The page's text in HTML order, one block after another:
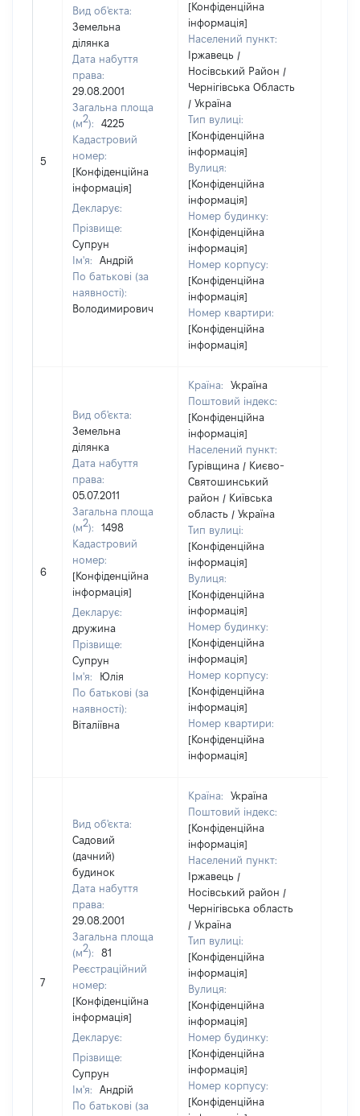
5
Вид об'єкта:
Земельна
ділянка
Дата набуття
права:
29.08.2001
Загальна площа
(м2):
4225
Кадастровий
номер:
[Конфіденційна
інформація]
Декларує:
Прізвище:
Супрун
Ім'я:
Андрій
По батькові (за
наявності):
Володимирович
[Конфіденційна
інформація]
Населений пункт:
Іржавець /
Носівський Район /
Чернігівська Область
/ Україна
Тип вулиці:
[Конфіденційна
інформація]
Вулиця:
[Конфіденційна
інформація]
Номер будинку:
[Конфіденційна
інформація]
Номер корпусу:
[Конфіденційна
інформація]
Номер квартири:
[Конфіденційна
інформація]
6
Вид об'єкта:
Земельна
ділянка
Дата набуття
права:
05.07.2011
Загальна площа
(м2):
1498
Кадастровий
номер:
[Конфіденційна
інформація]
Декларує:
дружина
Прізвище:
Супрун
Ім'я:
Юлія
По батькові (за
наявності):
Віталіївна
Країна:
Україна
Поштовий індекс:
[Конфіденційна
інформація]
Населений пункт:
Гурівщина / Києво-
Святошинський
район / Київська
область / Україна
Тип вулиці:
[Конфіденційна
інформація]
Вулиця:
[Конфіденційна
інформація]
Номер будинку:
[Конфіденційна
інформація]
Номер корпусу:
[Конфіденційна
інформація]
Номер квартири:
[Конфіденційна
інформація]
7
Вид об'єкта:
Садовий
(дачний)
будинок
Дата набуття
права:
29.08.2001
Загальна площа
(м2):
81
Реєстраційний
номер:
[Конфіденційна
інформація]
Декларує:
Прізвище:
Супрун
Ім'я:
Андрій
По батькові (за
Країна:
Україна
Поштовий індекс:
[Конфіденційна
інформація]
Населений пункт:
Іржавець /
Носівський район /
Чернігівська область
/ Україна
Тип вулиці:
[Конфіденційна
інформація]
Вулиця:
[Конфіденційна
інформація]
Номер будинку:
[Конфіденційна
інформація]
Номер корпусу:
[Конфіденційна